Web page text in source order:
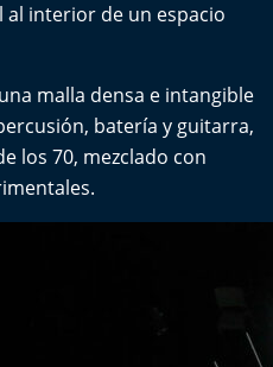
interior de un espacio
malla densa e intangible
batería y guitarra,
los 70, mezclado con